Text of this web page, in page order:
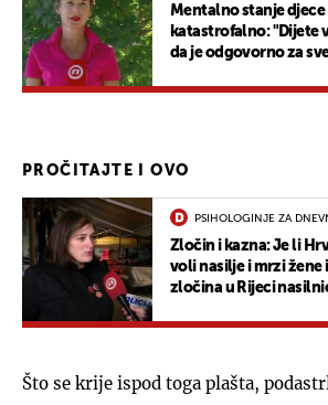
Mentalno stanje
katastrofalno: "Dijete
da je odgovorno za
PROČITAJTE I OVO
PSIHOLOGINJE ZA
Zločin i kazna: Je li
voli nasilje i mrzi žene
zločina u Rijeci
Što se krije ispod toga plašta,